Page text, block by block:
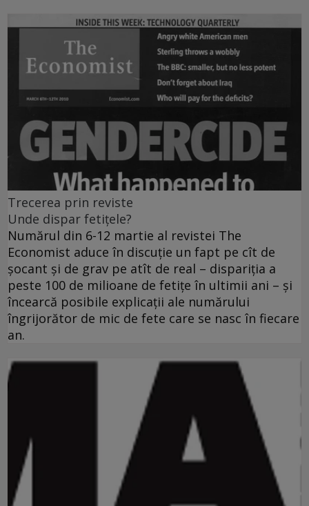
Trecerea prin reviste
Unde dispar fetiţele?
Numărul din 6-12 martie al revistei The
Economist aduce în discuţie un fapt pe cît de
şocant şi de grav pe atît de real – dispariţia a
peste 100 de milioane de fetiţe în ultimii ani – şi
încearcă posibile explicaţii ale numărului
îngrijorător de mic de fete care se nasc în fiecare
an.